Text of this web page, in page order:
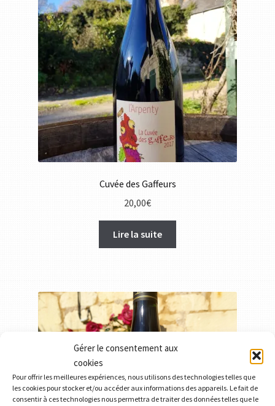
Gérer le consentement aux
cookies
Pour offrir les meilleures expériences, nous utilisons des technologies telles que
les cookies pour stocker et/ou accéder aux informations des appareils. Le fait de
consentir à ces technologies nous permettra de traiter des données telles que le
Cuvée des Gaffeurs
20,00€
Lire la suite